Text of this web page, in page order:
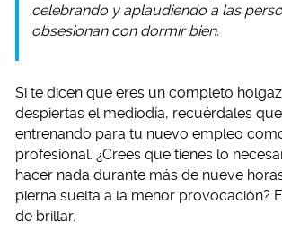
celebrando y aplaudiendo a las
obsesionan con dormir bien.
Si te dicen que eres un completo
despiertas el mediodía, recuérdales
entrenando para tu nuevo empleo
profesional. ¿Crees que tienes lo
hacer nada durante más de nueve
pierna suelta a la menor provocación?
de brillar.